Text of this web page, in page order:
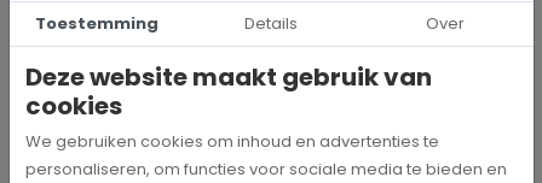
Hoe kies je een goed doel dat écht bij je past?
wereld, neem je een prachtig besluit. Jouw donatie kan het ve...
BEKIJK MEER
Toestemming Details Over
Deze website maakt gebruik van
cookies
We gebruiken cookies om inhoud en advertenties te
personaliseren, om functies voor sociale media te bieden en